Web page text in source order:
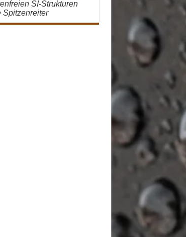
SI-Strukturen
Spitzenreiter